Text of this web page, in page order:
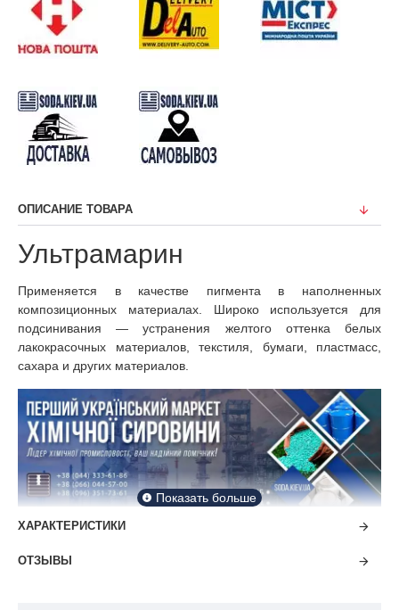
ОПИСАНИЕ ТОВАРА
Ультрамарин
Применяется в качестве пигмента в наполненных
композиционных материалах. Широко используется для
подсинивания — устранения желтого оттенка белых
лакокрасочных материалов, текстиля, бумаги, пластмасс,
сахара и других материалов.
ХАРАКТЕРИСТИКИ
ОТЗЫВЫ